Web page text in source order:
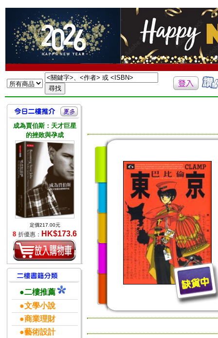
成為賈伯斯：天才巨星
的挫敗與孕成
定價217.00元
8 折優惠： HK$173.6
●二樓推薦
●文學小說
●商業理財
●藝術設計